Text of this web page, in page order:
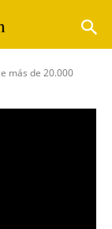
más de 20.000